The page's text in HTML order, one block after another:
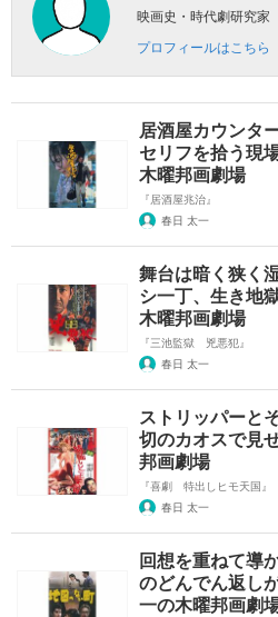
映画史・時代劇研究家
プロフィールはこちら
居酒屋カウンタ
セリフを拾う現
木曜邦画劇場
『居酒屋兆治』
春日 太一
舞台は暗く狭く
シ一丁、生き地
木曜邦画劇場
『三池監獄 兇悪犯』
春日 太一
ストリッパーと
切のカオスで見
邦画劇場
『喜劇 特出しヒモ天国』
春日 太一
回想を重ねて導
のどんでん返し
一の木曜邦画劇